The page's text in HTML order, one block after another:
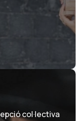
col·lectiva